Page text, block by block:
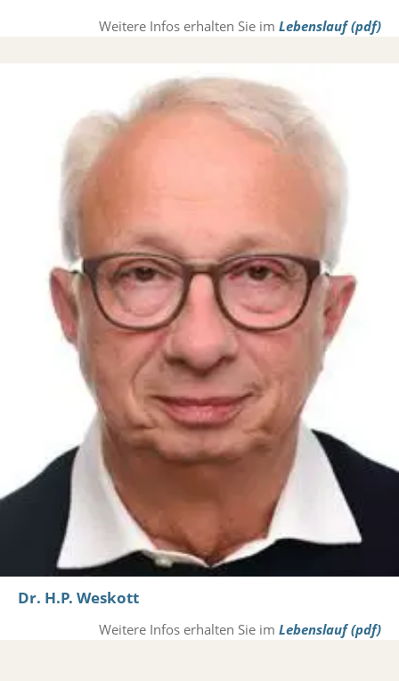
Weitere Infos erhalten Sie im Lebenslauf (pdf)
Dr. H.P. Weskott
Weitere Infos erhalten Sie im Lebenslauf (pdf)